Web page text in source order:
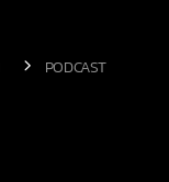
PODCAST